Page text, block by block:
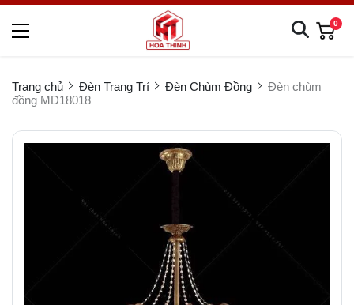
0
Trang chủ Đèn Trang Trí Đèn Chùm Đồng
Đèn chùm
đồng MD18018